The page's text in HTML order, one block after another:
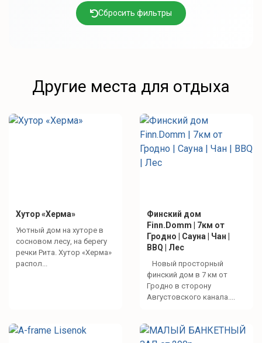
Сбросить фильтры
Другие места для отдыха
Хутор «Херма»
Уютный дом на хуторе в
сосновом лесу, на берегу
речки Рита. Хутор «Херма»
распол...
Финский дом
Finn.Domm | 7км от
Гродно | Сауна | Чан |
BBQ | Лес
Новый просторный
финский дом в 7 км от
Гродно в сторону
Августовского канала....